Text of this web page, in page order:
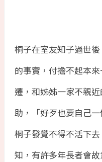
桐子在室友知子過世
的事實，付擔不起本
遷，和姊姊一家不親
助，「好歹也要自己
桐子發覺不得不活下
知，有許多年長者會